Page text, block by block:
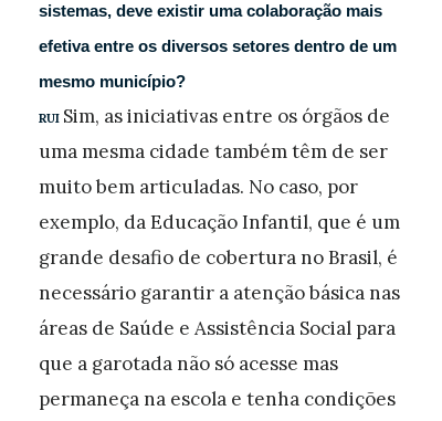
sistemas, deve existir uma colaboração mais
efetiva entre os diversos setores dentro de um
mesmo município?
RUI Sim, as iniciativas entre os órgãos de
uma mesma cidade também têm de ser
muito bem articuladas. No caso, por
exemplo, da Educação Infantil, que é um
grande desafio de cobertura no Brasil, é
necessário garantir a atenção básica nas
áreas de Saúde e Assistência Social para
que a garotada não só acesse mas
permaneça na escola e tenha condições